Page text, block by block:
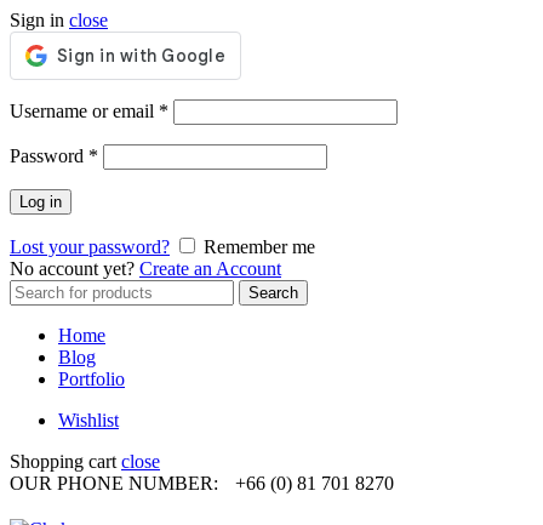
Sign in close
Username or email *
Password *
Log in
Lost your password?
Remember me
No account yet? Create an Account
Search
for:
Search
Home
Blog
Portfolio
Wishlist
Shopping cart close
OUR PHONE NUMBER:
+66 (0) 81 701 8270